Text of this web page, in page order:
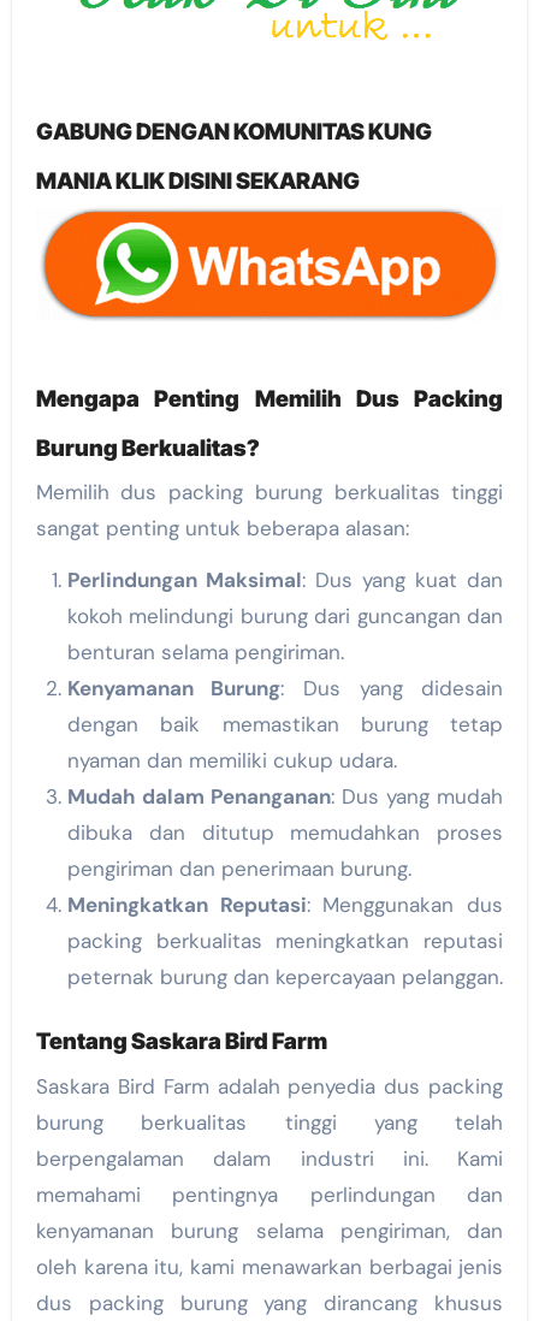
GABUNG DENGAN KOMUNITAS KUNG
MANIA KLIK DISINI SEKARANG
Mengapa Penting Memilih Dus Packing
Burung Berkualitas?
Memilih dus packing burung berkualitas tinggi
sangat penting untuk beberapa alasan:
Perlindungan Maksimal: Dus yang kuat dan
kokoh melindungi burung dari guncangan dan
benturan selama pengiriman.
Kenyamanan Burung: Dus yang didesain
dengan baik memastikan burung tetap
nyaman dan memiliki cukup udara.
Mudah dalam Penanganan: Dus yang mudah
dibuka dan ditutup memudahkan proses
pengiriman dan penerimaan burung.
Meningkatkan Reputasi: Menggunakan dus
packing berkualitas meningkatkan reputasi
peternak burung dan kepercayaan pelanggan.
Tentang Saskara Bird Farm
Saskara Bird Farm adalah penyedia dus packing
burung berkualitas tinggi yang telah
berpengalaman dalam industri ini. Kami
memahami pentingnya perlindungan dan
kenyamanan burung selama pengiriman, dan
oleh karena itu, kami menawarkan berbagai jenis
dus packing burung yang dirancang khusus